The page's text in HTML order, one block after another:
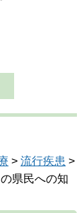
> 流行疾患 >
県民への知